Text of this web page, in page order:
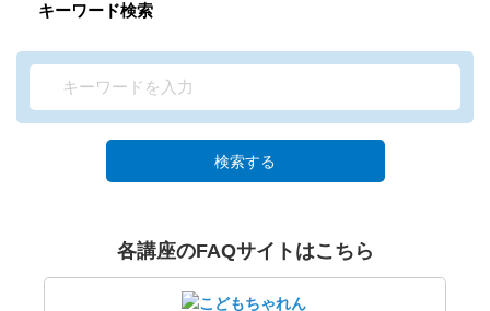
キーワード検索
検索する
各講座のFAQサイトはこちら